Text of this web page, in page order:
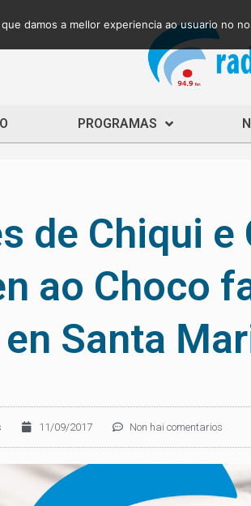
PROGRAMAS
de Chiqui e
ao Choco
Santa
11/09/2017 Non hai comentarios
damos a mellor experiencia ao usuario no